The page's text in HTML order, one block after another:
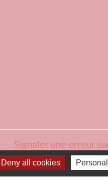
Signaler une erreur
Deny all cookies